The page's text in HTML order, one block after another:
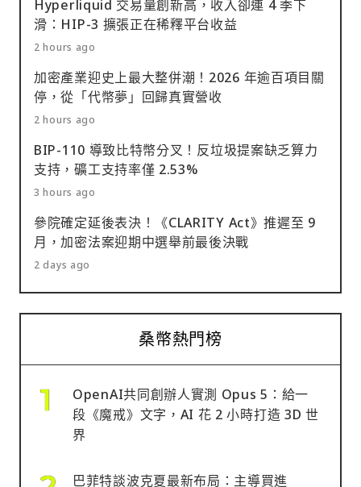
Hyperliquid 交易量創新高，收入卻連 4 季下
滑：HIP-3 擴張正在稀釋平台收益
2 hours ago
加密產業迎史上最大整併潮！2026 年逾百項目關
停，從「代幣夢」回歸真實營收
2 hours ago
BIP-110 導致比特幣分叉！反垃圾提案缺乏算力
支持，礦工支持率僅 2.53%
3 hours ago
參院確定延後表決！《CLARITY Act》推遲至 9
月，加密法案迎期中選舉前最後決戰
2 days ago
桑幣熱門榜
OpenAI共同創辦人實測 Opus 5：給一
段《魔戒》文字，AI 花 2 小時打造 3D 世
界
巴菲特談波克夏最新布局：主導買進